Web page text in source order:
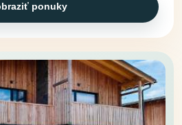
ponuky